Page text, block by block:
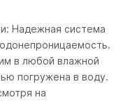
Надежная система
в любой влажной
погружена в воду.
на